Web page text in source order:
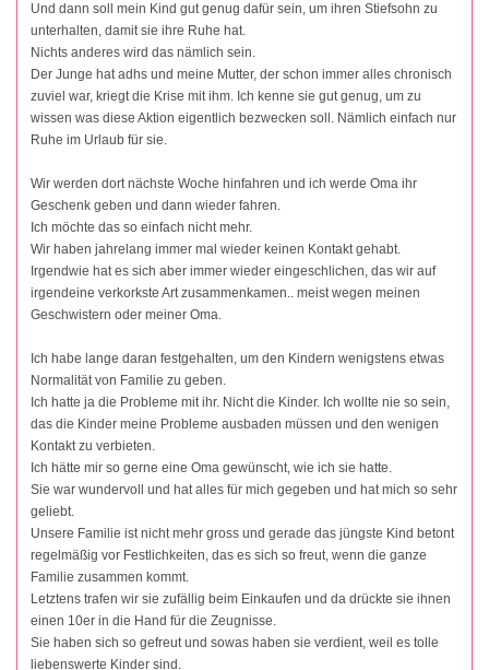
Und dann soll mein Kind gut genug dafür sein, um ihren Stiefsohn zu
unterhalten, damit sie ihre Ruhe hat.
Nichts anderes wird das nämlich sein.
Der Junge hat adhs und meine Mutter, der schon immer alles chronisch
zuviel war, kriegt die Krise mit ihm. Ich kenne sie gut genug, um zu
wissen was diese Aktion eigentlich bezwecken soll. Nämlich einfach nur
Ruhe im Urlaub für sie.
Wir werden dort nächste Woche hinfahren und ich werde Oma ihr
Geschenk geben und dann wieder fahren.
Ich möchte das so einfach nicht mehr.
Wir haben jahrelang immer mal wieder keinen Kontakt gehabt.
Irgendwie hat es sich aber immer wieder eingeschlichen, das wir auf
irgendeine verkorkste Art zusammenkamen.. meist wegen meinen
Geschwistern oder meiner Oma.
Ich habe lange daran festgehalten, um den Kindern wenigstens etwas
Normalität von Familie zu geben.
Ich hatte ja die Probleme mit ihr. Nicht die Kinder. Ich wollte nie so sein,
das die Kinder meine Probleme ausbaden müssen und den wenigen
Kontakt zu verbieten.
Ich hätte mir so gerne eine Oma gewünscht, wie ich sie hatte.
Sie war wundervoll und hat alles für mich gegeben und hat mich so sehr
geliebt.
Unsere Familie ist nicht mehr gross und gerade das jüngste Kind betont
regelmäßig vor Festlichkeiten, das es sich so freut, wenn die ganze
Familie zusammen kommt.
Letztens trafen wir sie zufällig beim Einkaufen und da drückte sie ihnen
einen 10er in die Hand für die Zeugnisse.
Sie haben sich so gefreut und sowas haben sie verdient, weil es tolle
liebenswerte Kinder sind.